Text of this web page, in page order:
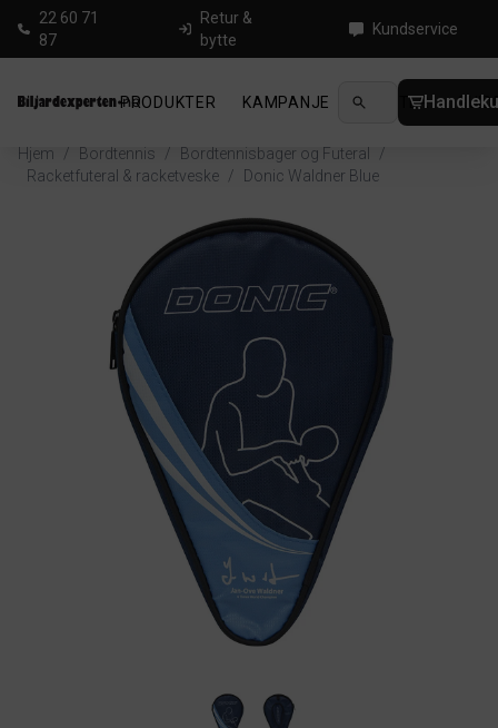
22 60 71
87
Retur &
bytte
Kundservice
PRODUKTER KAMPANJE NYHETER
Hjem / Bordtennis / Bordtennisbager og Futeral
/
Racketfuteral & racketveske / Donic Waldner Blue